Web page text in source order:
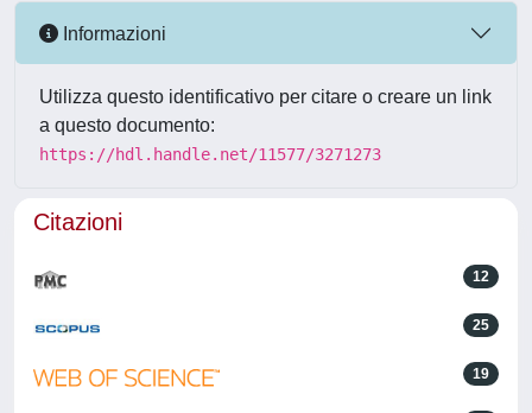
Informazioni
Utilizza questo identificativo per citare o creare un link
a questo documento:
https://hdl.handle.net/11577/3271273
Citazioni
12
25
19